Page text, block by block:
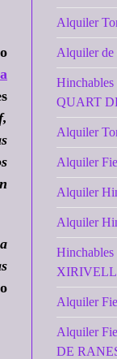
Alquiler
Alquiler de
QUART
Alquiler
Alquiler
Alquiler
Alquiler
Alquiler
Alquiler
DE